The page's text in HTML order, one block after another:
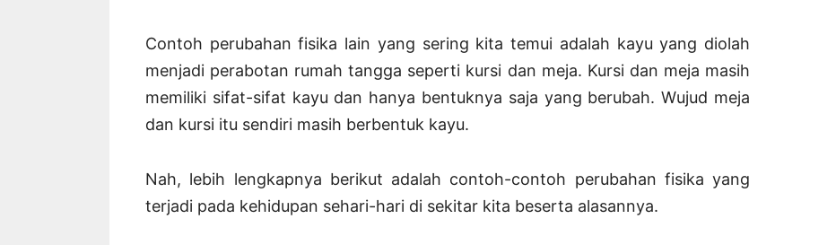
Contoh perubahan fisika lain yang sering kita temui adalah kayu yang diolah
menjadi perabotan rumah tangga seperti kursi dan meja. Kursi dan meja masih
memiliki sifat-sifat kayu dan hanya bentuknya saja yang berubah. Wujud meja
dan kursi itu sendiri masih berbentuk kayu.
Nah, lebih lengkapnya berikut adalah contoh-contoh perubahan fisika yang
terjadi pada kehidupan sehari-hari di sekitar kita beserta alasannya.